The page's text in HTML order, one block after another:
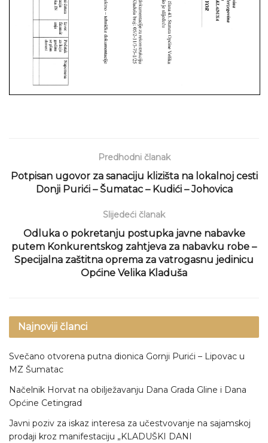
Predhodni članak
Potpisan ugovor za sanaciju klizišta na lokalnoj cesti
Donji Purići – Šumatac – Kudići – Johovica
Slijedeći članak
Odluka o pokretanju postupka javne nabavke
putem Konkurentskog zahtjeva za nabavku robe –
Specijalna zaštitna oprema za vatrogasnu jedinicu
Općine Velika Kladuša
Najnoviji članci
Svečano otvorena putna dionica Gornji Purići – Lipovac u
MZ Šumatac
Načelnik Horvat na obilježavanju Dana Grada Gline i Dana
Općine Cetingrad
Javni poziv za iskaz interesa za učestvovanje na sajamskoj
prodaji kroz manifestaciju „KLADUŠKI DANI